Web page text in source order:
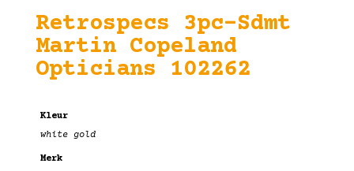
Retrospecs 3pc-Sdmt
Martin Copeland
Opticians 102262
Kleur
white gold
Merk